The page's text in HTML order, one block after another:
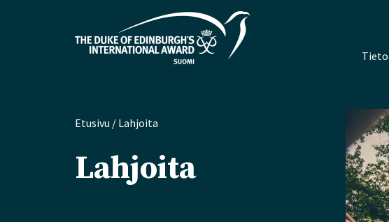
Etusivu / Lahjoita
Lahjoita